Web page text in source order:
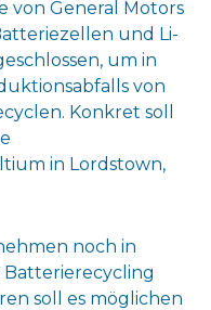
von General Motors
und Li-
um in
von
Konkret soll
in Lordstown,
noch in
Batterierecycling
soll es möglichen